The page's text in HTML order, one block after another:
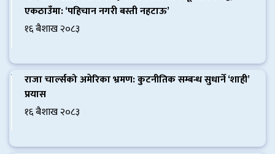
एकठाउँमा: ‘पहिचान नगरी बस्ती नहटाऊ’
१६ बैशाख २०८३
राजा चार्ल्सको अमेरिका भ्रमण: कुटनीतिक सम्बन्ध सुधार्ने ‘शाही’
प्रयास
१६ बैशाख २०८३